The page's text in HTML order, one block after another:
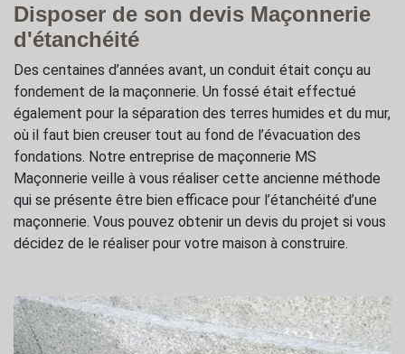
Disposer de son devis Maçonnerie
d'étanchéité
Des centaines d’années avant, un conduit était conçu au
fondement de la maçonnerie. Un fossé était effectué
également pour la séparation des terres humides et du mur,
où il faut bien creuser tout au fond de l’évacuation des
fondations. Notre entreprise de maçonnerie MS
Maçonnerie veille à vous réaliser cette ancienne méthode
qui se présente être bien efficace pour l’étanchéité d’une
maçonnerie. Vous pouvez obtenir un devis du projet si vous
décidez de le réaliser pour votre maison à construire.